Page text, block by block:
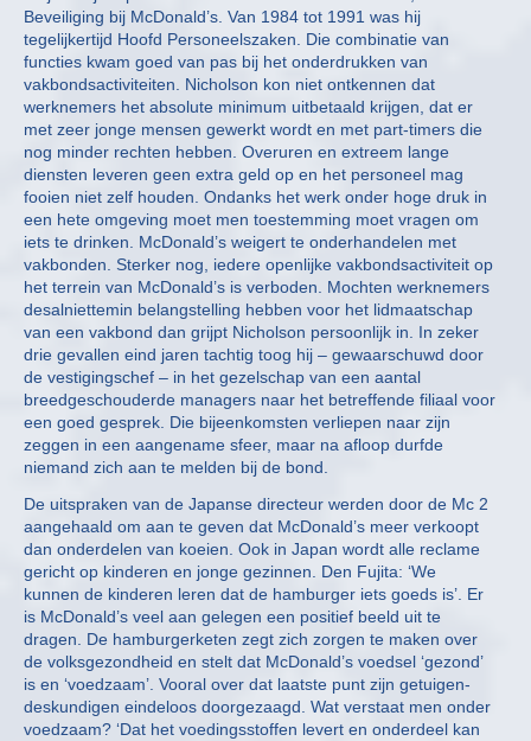
Beveiliging bij McDonald’s. Van 1984 tot 1991 was hij
tegelijkertijd Hoofd Personeelszaken. Die combinatie van
functies kwam goed van pas bij het onderdrukken van
vakbondsactiviteiten. Nicholson kon niet ontkennen dat
werknemers het absolute minimum uitbetaald krijgen, dat er
met zeer jonge mensen gewerkt wordt en met part-timers die
nog minder rechten hebben. Overuren en extreem lange
diensten leveren geen extra geld op en het personeel mag
fooien niet zelf houden. Ondanks het werk onder hoge druk in
een hete omgeving moet men toestemming moet vragen om
iets te drinken. McDonald’s weigert te onderhandelen met
vakbonden. Sterker nog, iedere openlijke vakbondsactiviteit op
het terrein van McDonald’s is verboden. Mochten werknemers
desalniettemin belangstelling hebben voor het lidmaatschap
van een vakbond dan grijpt Nicholson persoonlijk in. In zeker
drie gevallen eind jaren tachtig toog hij – gewaarschuwd door
de vestigingschef – in het gezelschap van een aantal
breedgeschouderde managers naar het betreffende filiaal voor
een goed gesprek. Die bijeenkomsten verliepen naar zijn
zeggen in een aangename sfeer, maar na afloop durfde
niemand zich aan te melden bij de bond.
De uitspraken van de Japanse directeur werden door de Mc 2
aangehaald om aan te geven dat McDonald’s meer verkoopt
dan onderdelen van koeien. Ook in Japan wordt alle reclame
gericht op kinderen en jonge gezinnen. Den Fujita: ‘We
kunnen de kinderen leren dat de hamburger iets goeds is’. Er
is McDonald’s veel aan gelegen een positief beeld uit te
dragen. De hamburgerketen zegt zich zorgen te maken over
de volksgezondheid en stelt dat McDonald’s voedsel ‘gezond’
is en ‘voedzaam’. Vooral over dat laatste punt zijn getuigen-
deskundigen eindeloos doorgezaagd. Wat verstaat men onder
voedzaam? ‘Dat het voedingsstoffen levert en onderdeel kan